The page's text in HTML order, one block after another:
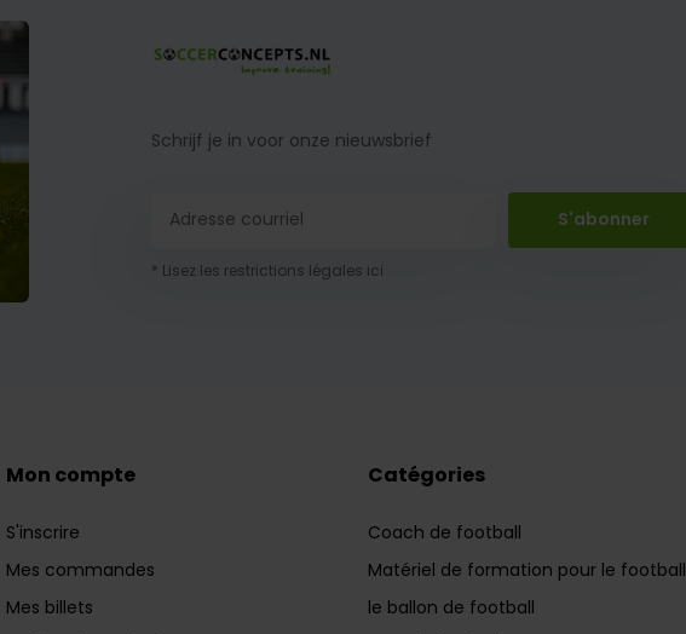
Schrijf je in voor onze nieuwsbrief
S'abonner
* Lisez les restrictions légales ici
Mon compte
S'inscrire
Mes commandes
Mes billets
Catégories
Coach de football
Matériel de formation pour le football
le ballon de football